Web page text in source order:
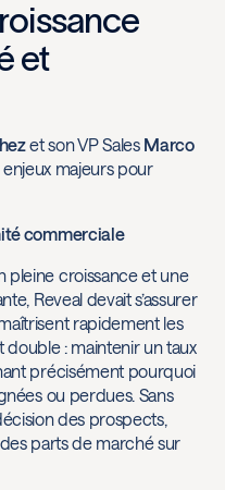
et
et son VP Sales Marco
enjeux majeurs pour
commerciale
pleine croissance et une
Reveal devait s’assurer
rapidement les
double : maintenir un taux
précisément pourquoi
ou perdues. Sans
des prospects,
parts de marché sur